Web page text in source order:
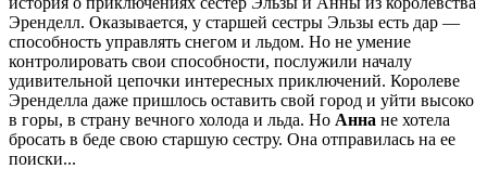
Эренделл. Оказывается, у старшей сестры Эльзы есть дар —
способность управлять снегом и льдом. Но не умение
контролировать свои способности, послужили началу
удивительной цепочки интересных приключений. Королеве
Эренделла даже пришлось оставить свой город и уйти высоко
в горы, в страну вечного холода и льда. Но Анна не хотела
бросать в беде свою старшую сестру. Она отправилась на ее
поиски...